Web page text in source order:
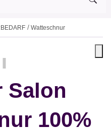
Watteschnur
Salon
100%